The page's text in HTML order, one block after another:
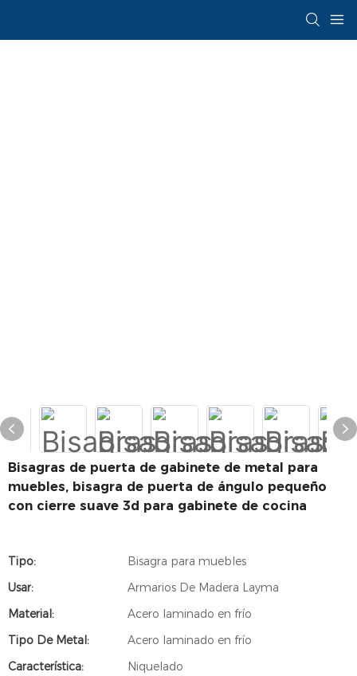
Bisagras de puerta de gabinete de metal para
muebles, bisagra de puerta de ángulo pequeño
con cierre suave 3d para gabinete de cocina
Tipo:
Bisagra para muebles
Usar:
Armarios De Madera Layma
Material:
Acero laminado en frío
Tipo De Metal:
Acero laminado en frío
Característica:
Niquelado